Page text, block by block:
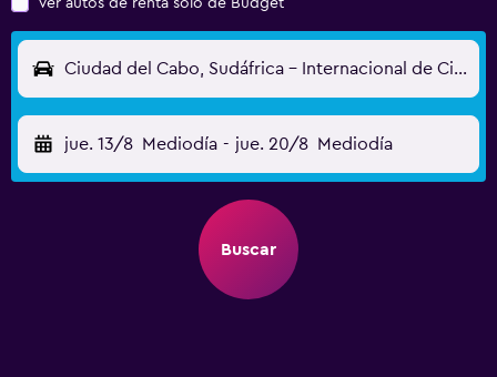
Ver autos de renta solo de Budget
Ciudad del Cabo, Sudáfrica - Internacional de Ciudad del Cabo (CPT)
jue. 13/8 Mediodía - jue. 20/8 Mediodía
Buscar